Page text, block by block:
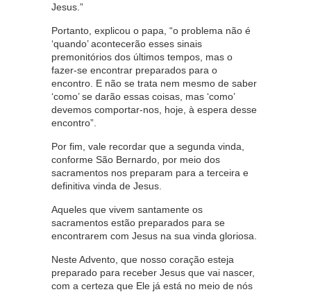
Jesus.”
Portanto, explicou o papa, “o problema não é
‘quando’ acontecerão esses sinais
premonitórios dos últimos tempos, mas o
fazer-se encontrar preparados para o
encontro. E não se trata nem mesmo de saber
‘como’ se darão essas coisas, mas ‘como’
devemos comportar-nos, hoje, à espera desse
encontro”.
Por fim, vale recordar que a segunda vinda,
conforme São Bernardo, por meio dos
sacramentos nos preparam para a terceira e
definitiva vinda de Jesus.
Aqueles que vivem santamente os
sacramentos estão preparados para se
encontrarem com Jesus na sua vinda gloriosa.
Neste Advento, que nosso coração esteja
preparado para receber Jesus que vai nascer,
com a certeza que Ele já está no meio de nós